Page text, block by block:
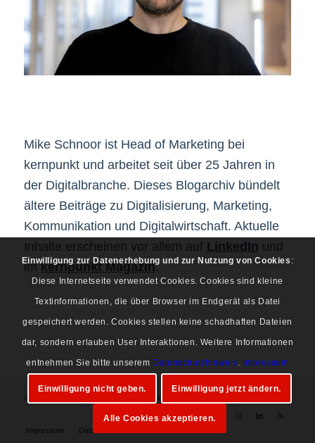
Mike Schnoor ist Head of Marketing bei
kernpunkt und arbeitet seit über 25 Jahren in
der Digitalbranche. Dieses Blogarchiv bündelt
ältere Beiträge zu Digitalisierung, Marketing,
Kommunikation und Digitalwirtschaft. Aktuelle
Inhalte erscheinen vor allem auf LinkedIn und
imkernpunkt Magazin.
© Copyright 1997-2026 Mike Schnoor. Alle Rechte vorbehalten.
Impressum Datenschutz
Einwilligung zur Datenerhebung und zur Nutzung von Cookies :
Diese Internetseite verwendet Cookies. Cookies sind kleine
Textinformationen, die über Browser im Endgerät als Datei
gespeichert werden. Cookies stellen keine schadhaften Dateien
dar, sondern erlauben User Interaktionen. Weitere Informationen
entnehmen Sie bitte unserem Datenschutzhinweis. Impressum
Einwilligung nicht geben. Einwilligung jetzt ändern.
Alle Cookies akzeptieren.